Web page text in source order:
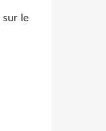
sur le